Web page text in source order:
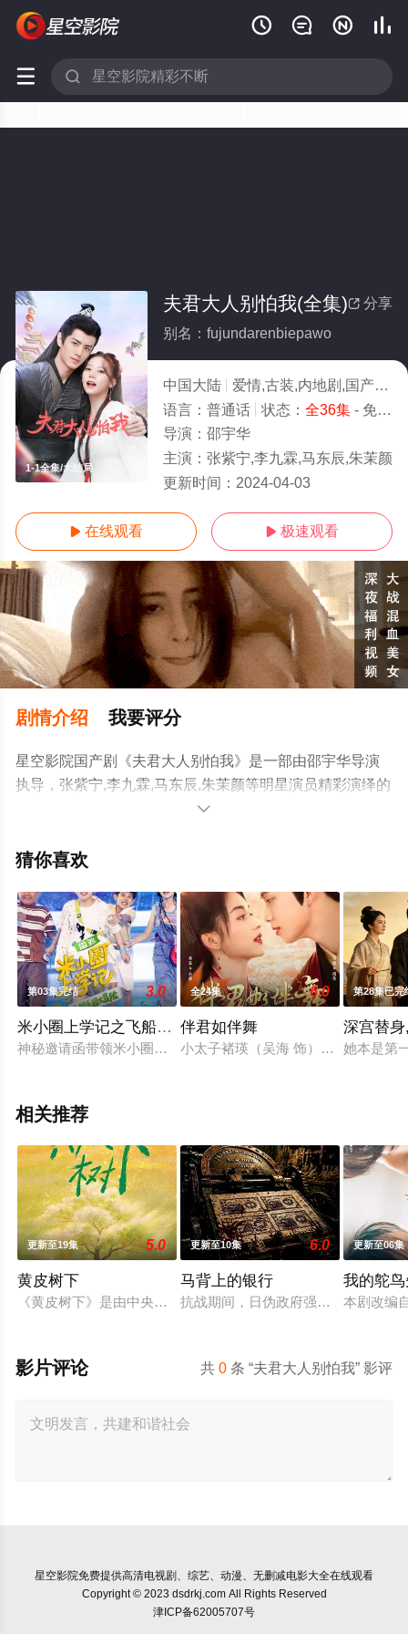
   
 
1-1全集/大结局
 分享
夫君大人别怕我(全集)
别名：fujundarenbiepawo
中国大陆 爱情,古装,内地剧,国产
语言： 普通话 状态： 全36集- 免费在线观看
导演： 邵宇华
主演： 张紫宁,李九霖,马东辰,朱茉颜
更新时间： 2024-04-03
 在线观看  极速观看
剧情介绍 我要评分
星空影院国产剧《夫君大人别怕我》是一部由邵宇华导演
执导，张紫宁,李九霖,马东辰,朱茉颜等明星演员精彩演绎的
中国大陆电视剧，大结局剧情已揭晓（1-1全集），手机免
多相关信息可移步至豆瓣电视剧、电视猫或剧情网等平台
。

猜你喜欢
第03集完结 3.0
米小圈上学记之飞船乐园大冒险
神秘邀请函带领米小圈来到飞船乐园，闯关得宝藏活动激发了
全24集 6.0
伴君如伴舞
小太子褚瑛（吴海 饰）意外结识了
第28集已完
深宫替
她本是第
相关推荐
更新至19集 5.0
黄皮树下
《黄皮树下》是由中央广播电视总台农业农村节目中心联合中
更新至10集 6.0
马背上的银行
抗战期间，日伪政府强行推广、使用
更新至06集
我的鸵
本剧改编
共0 条 “夫君大人别怕我” 影评
影片评论
星空影院免费提供高清电视剧、综艺、动漫、无删减电影大全在线观看
Copyright © 2023 dsdrkj.com All Rights Reserved
津ICP备62005707号